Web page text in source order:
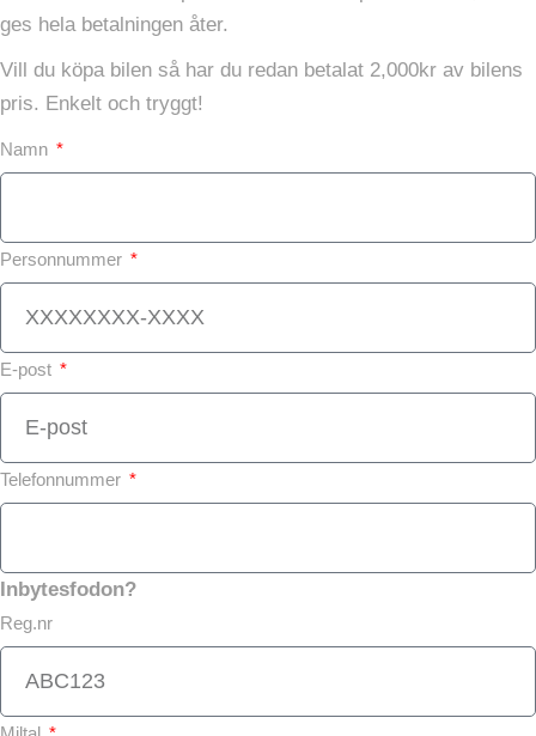
ges hela betalningen åter.
Vill du köpa bilen så har du redan betalat 2,000kr av bilens
pris. Enkelt och tryggt!
Namn
Personnummer
E-post
Telefonnummer
Inbytesfodon?
Reg.nr